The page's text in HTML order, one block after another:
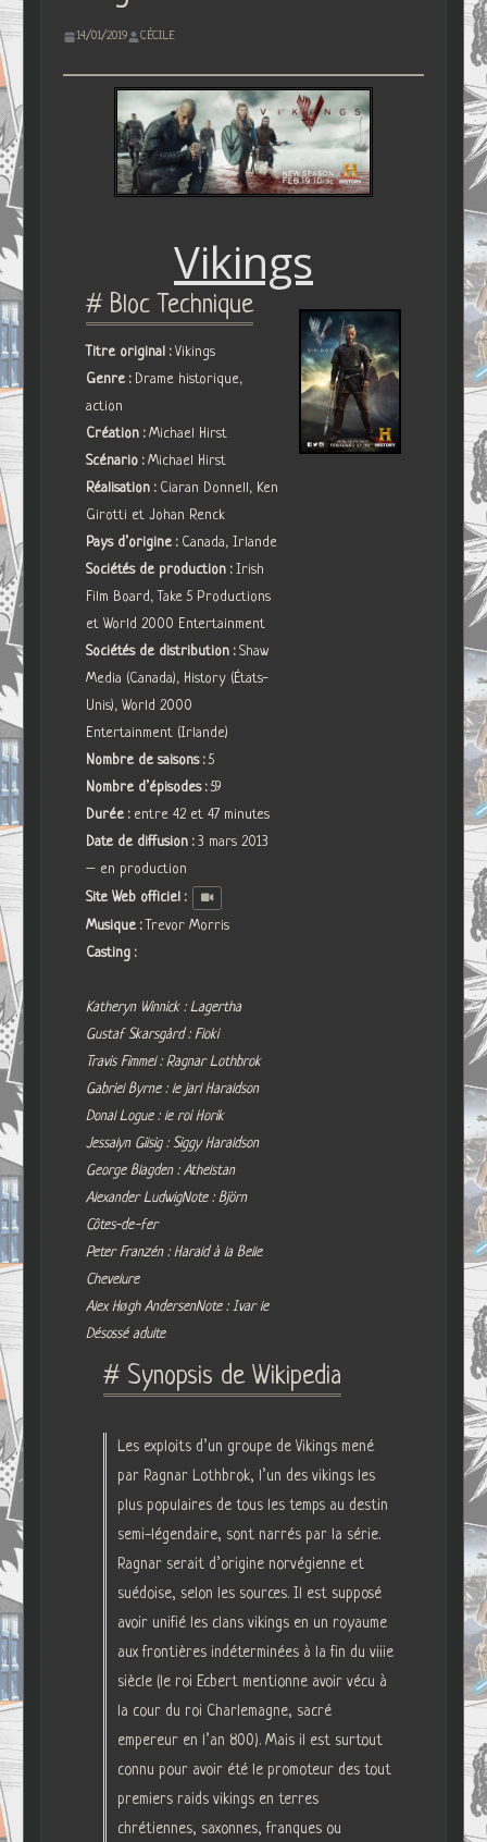
14/01/2019 CÉCILE
Vikings
# Bloc Technique
Titre original :Vikings
Genre : Drame historique,
action
Création :Michael Hirst
Scénario :Michael Hirst
Réalisation : Ciaran Donnell, Ken
Girotti et Johan Renck
Pays d’origine : Canada, Irlande
Sociétés de production :Irish
Film Board, Take 5 Productions
et World 2000 Entertainment
Sociétés de distribution :Shaw
Media (Canada), History (États-
Unis), World 2000
Entertainment (Irlande)
Nombre de saisons :5
Nombre d’épisodes :59
Durée : entre 42 et 47 minutes
Date de diffusion :3 mars 2013
– en production
Site Web officiel :
Musique :Trevor Morris
Casting :
Katheryn Winnick : Lagertha
Gustaf Skarsgård : Floki
Travis Fimmel : Ragnar Lothbrok
Gabriel Byrne : le jarl Haraldson
Donal Logue : le roi Horik
Jessalyn Gilsig : Siggy Haraldson
George Blagden : Athelstan
Alexander LudwigNote : Björn
Côtes-de-fer
Peter Franzén : Harald à la Belle
Chevelure
Alex Høgh AndersenNote : Ivar le
Désossé adulte
# Synopsis de Wikipedia
Les exploits d’un groupe de Vikings mené
par Ragnar Lothbrok, l’un des vikings les
plus populaires de tous les temps au destin
semi-légendaire, sont narrés par la série.
Ragnar serait d’origine norvégienne et
suédoise, selon les sources. Il est supposé
avoir unifié les clans vikings en un royaume
aux frontières indéterminées à la fin du viiie
siècle (le roi Ecbert mentionne avoir vécu à
la cour du roi Charlemagne, sacré
empereur en l’an 800). Mais il est surtout
connu pour avoir été le promoteur des tout
premiers raids vikings en terres
chrétiennes, saxonnes, franques ou